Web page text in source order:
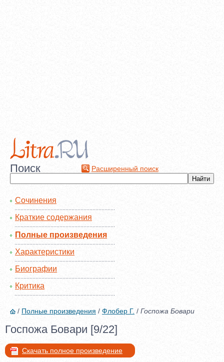
Поиск Расширенный поиск
Сочинения
Краткие содержания
Полные произведения
Характеристики
Биографии
Критика
/ Полные произведения / Флобер Г. / Госпожа Бовари
Госпожа Бовари [9/22]
Скачать полное произведение